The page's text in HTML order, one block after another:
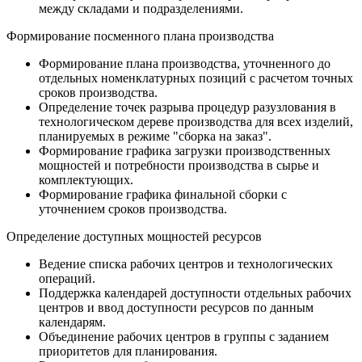
между складами и подразделениями.
Формирование посменного плана производства
Формирование плана производства, уточненного до
отдельных номенклатурных позиций с расчетом точных
сроков производства.
Определение точек разрыва процедур разузлования в
технологическом дереве производства для всех изделий,
планируемых в режиме "сборка на заказ".
Формирование графика загрузки производственных
мощностей и потребности производства в сырье и
комплектующих.
Формирование графика финальной сборки с
уточнением сроков производства.
Определение доступных мощностей ресурсов
Ведение списка рабочих центров и технологических
операций.
Поддержка календарей доступности отдельных рабочих
центров и ввод доступности ресурсов по данным
календарям.
Объединение рабочих центров в группы с заданием
приоритетов для планирования.